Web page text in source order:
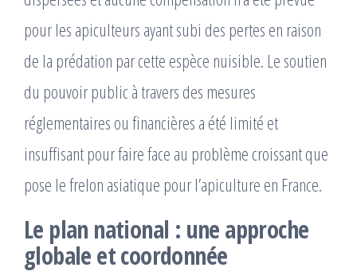
pour les apiculteurs ayant subi des pertes en raison
de la prédation par cette espèce nuisible. Le soutien
du pouvoir public à travers des mesures
réglementaires ou financières a été limité et
insuffisant pour faire face au problème croissant que
pose le frelon asiatique pour l’apiculture en France.
Le plan national : une approche
globale et coordonnée